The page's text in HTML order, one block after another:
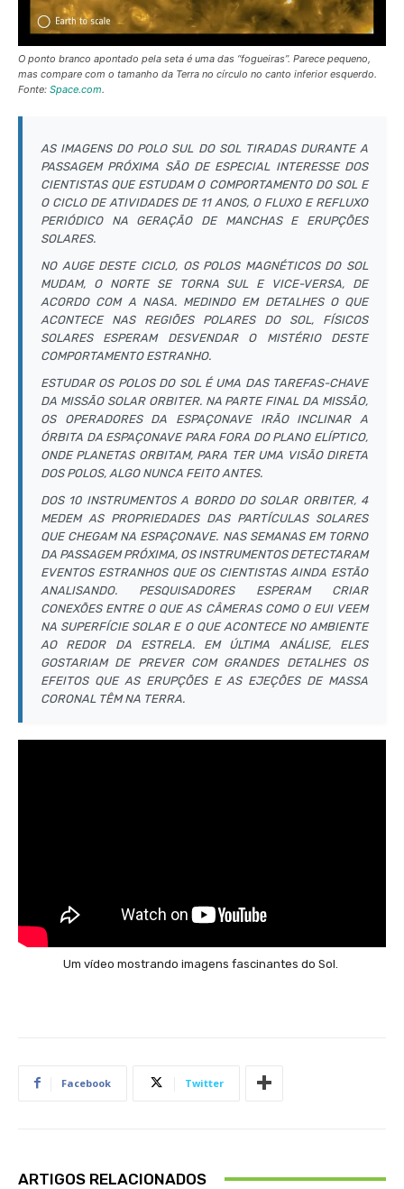
O ponto branco apontado pela seta é uma das “fogueiras”. Parece pequeno,
mas compare com o tamanho da Terra no círculo no canto inferior esquerdo.
Fonte: Space.com.
AS IMAGENS DO POLO SUL DO SOL TIRADAS DURANTE A
PASSAGEM PRÓXIMA SÃO DE ESPECIAL INTERESSE DOS
CIENTISTAS QUE ESTUDAM O COMPORTAMENTO DO SOL E
O CICLO DE ATIVIDADES DE 11 ANOS, O FLUXO E REFLUXO
PERIÓDICO NA GERAÇÃO DE MANCHAS E ERUPÇÕES
SOLARES.
NO AUGE DESTE CICLO, OS POLOS MAGNÉTICOS DO SOL
MUDAM, O NORTE SE TORNA SUL E VICE-VERSA, DE
ACORDO COM A NASA. MEDINDO EM DETALHES O QUE
ACONTECE NAS REGIÕES POLARES DO SOL, FÍSICOS
SOLARES ESPERAM DESVENDAR O MISTÉRIO DESTE
COMPORTAMENTO ESTRANHO.
ESTUDAR OS POLOS DO SOL É UMA DAS TAREFAS-CHAVE
DA MISSÃO SOLAR ORBITER. NA PARTE FINAL DA MISSÃO,
OS OPERADORES DA ESPAÇONAVE IRÃO INCLINAR A
ÓRBITA DA ESPAÇONAVE PARA FORA DO PLANO ELÍPTICO,
ONDE PLANETAS ORBITAM, PARA TER UMA VISÃO DIRETA
DOS POLOS, ALGO NUNCA FEITO ANTES.
DOS 10 INSTRUMENTOS A BORDO DO SOLAR ORBITER, 4
MEDEM AS PROPRIEDADES DAS PARTÍCULAS SOLARES
QUE CHEGAM NA ESPAÇONAVE. NAS SEMANAS EM TORNO
DA PASSAGEM PRÓXIMA, OS INSTRUMENTOS DETECTARAM
EVENTOS ESTRANHOS QUE OS CIENTISTAS AINDA ESTÃO
ANALISANDO. PESQUISADORES ESPERAM CRIAR
CONEXÕES ENTRE O QUE AS CÂMERAS COMO O EUI VEEM
NA SUPERFÍCIE SOLAR E O QUE ACONTECE NO AMBIENTE
AO REDOR DA ESTRELA. EM ÚLTIMA ANÁLISE, ELES
GOSTARIAM DE PREVER COM GRANDES DETALHES OS
EFEITOS QUE AS ERUPÇÕES E AS EJEÇÕES DE MASSA
CORONAL TÊM NA TERRA.
Um vídeo mostrando imagens fascinantes do Sol.
Facebook Twitter
ARTIGOS RELACIONADOS